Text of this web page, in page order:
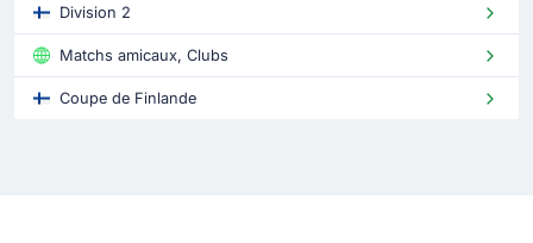
Division 2
Matchs amicaux, Clubs
Coupe de Finlande